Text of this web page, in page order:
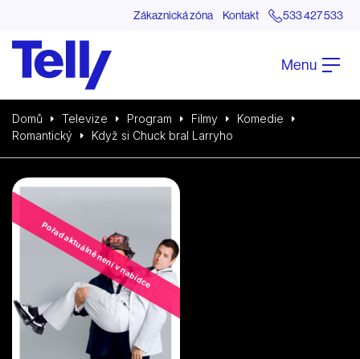
Zákaznická zóna Kontakt 533 427 533
Menu
Domů Televize Program Filmy
Komedie
Romantický
Když si Chuck bral Larryho
Pořad aktuálně není v nabídce